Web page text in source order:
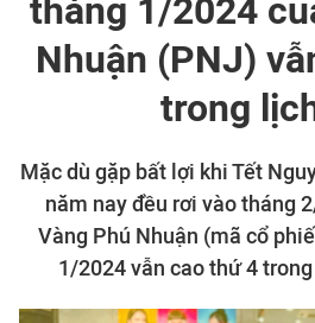
tháng 1/2024
Nhuận (PNJ)
trong
Mặc dù gặp bất lợi khi Tết
năm nay đều rơi vào tháng
Vàng Phú Nhuận (mã cổ
1/2024 vẫn cao thứ 4